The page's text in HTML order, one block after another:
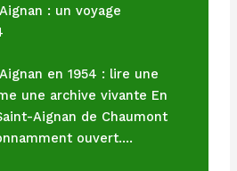
: un voyage
en 1954 : lire une
une archive vivante En
Aignan de Chaumont
ouvert.…